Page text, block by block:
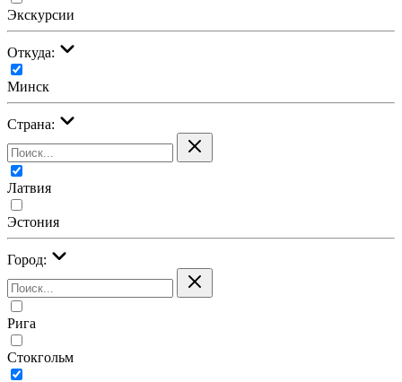
Экскурсии
Откуда:
Минск
Страна:
Латвия
Эстония
Город:
Рига
Стокгольм